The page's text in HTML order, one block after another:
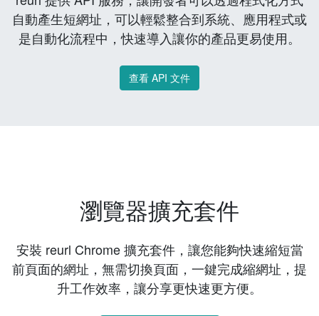
自動產生短網址，可以輕鬆整合到系統、應用程式或
是自動化流程中，快速導入讓你的產品更易使用。
查看 API 文件
瀏覽器擴充套件
安裝 reurl Chrome 擴充套件，讓您能夠快速縮短當
前頁面的網址，無需切換頁面，一鍵完成縮網址，提
升工作效率，讓分享更快速更方便。